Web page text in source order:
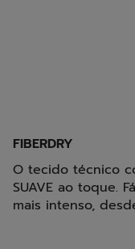
FIBERDRY
O tecido técnico
SUAVE ao toque.
mais intenso,